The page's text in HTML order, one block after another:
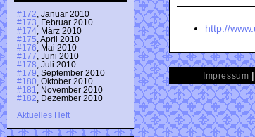
#172 , Januar 2010
#173 , Februar 2010
#174 , März 2010
#175 , April 2010
#176 , Mai 2010
#177 , Juni 2010
#178 , Juli 2010
#179 , September 2010
#180 , Oktober 2010
#181
, November 2010
#182 , Dezember 2010
Aktuelles Heft
http://
Impressum